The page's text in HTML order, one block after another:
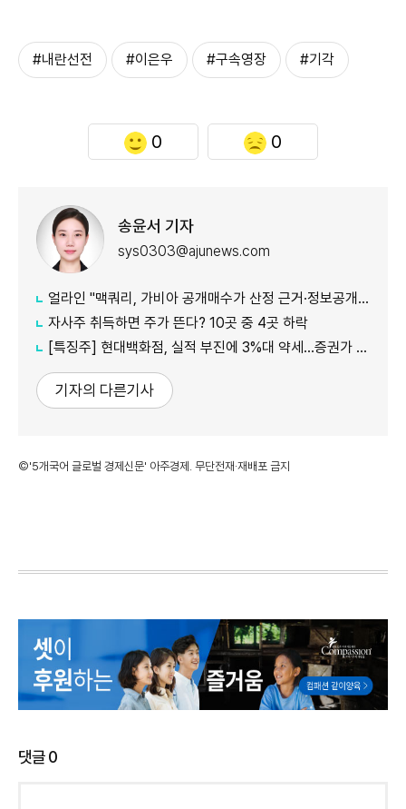
#내란선전 #이은우 #구속영장 #기각
0 0
송윤서 기자
sys0303@ajunews.com
얼라인 "맥쿼리, 가비아 공개매수가 산정 근거·정보공개 더 밝혀야"
자사주 취득하면 주가 뜬다? 10곳 중 4곳 하락
[특징주] 현대백화점, 실적 부진에 3%대 약세…증권가 목표가 줄하향
기자의 다른기사
©'5개국어 글로벌 경제신문' 아주경제. 무단전재·재배포 금지
댓글0